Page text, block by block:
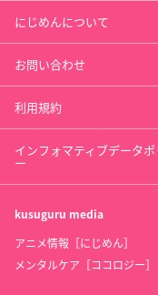
にじめんについて
お問い合わせ
利用規約
インフォマティブデータポ
ー
kusuguru media
アニメ情報［にじめん］
メンタルケア［ココロジー］